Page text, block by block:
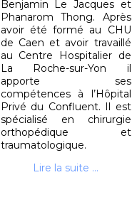
Benjamin Le Jacques et
Phanarom Thong. Après
avoir été formé au CHU
de Caen et avoir travaillé
au Centre Hospitalier de
La Roche-sur-Yon il
apporte ses
compétences à l’Hôpital
Privé du Confluent. Il est
spécialisé en chirurgie
orthopédique et
traumatologique.
Lire la suite ...